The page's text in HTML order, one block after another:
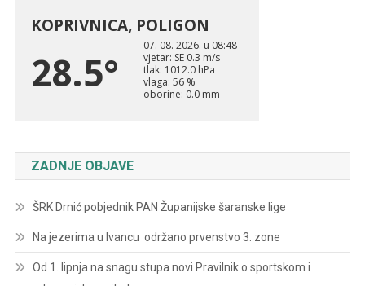
ZADNJE OBJAVE
ŠRK Drnić pobjednik PAN Županijske šaranske lige
Na jezerima u Ivancu održano prvenstvo 3. zone
Od 1. lipnja na snagu stupa novi Pravilnik o sportskom i